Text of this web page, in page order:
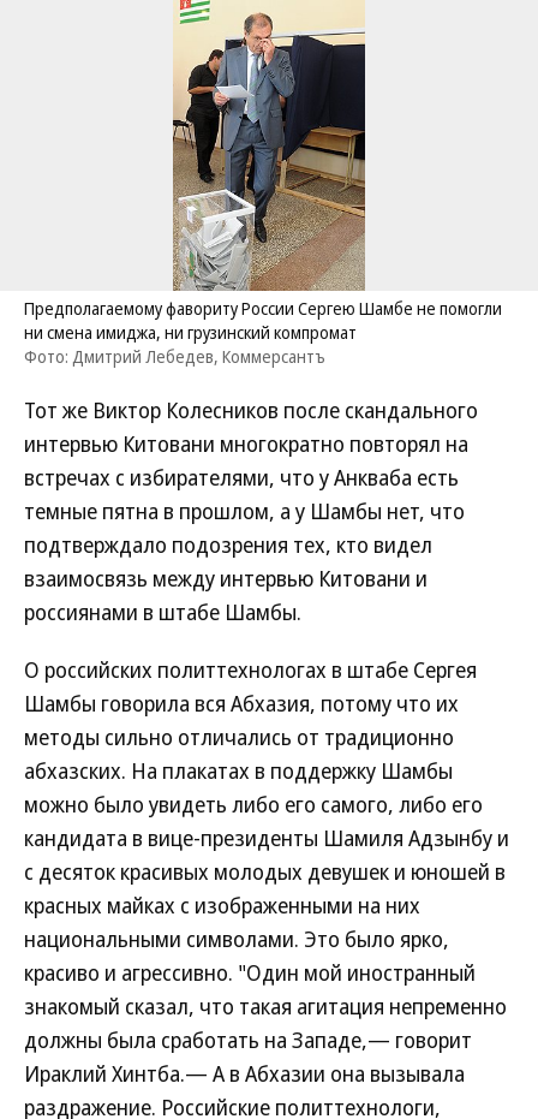
Предполагаемому фавориту России Сергею Шамбе не помогли
ни смена имиджа, ни грузинский компромат
Фото: Дмитрий Лебедев, Коммерсантъ
Тот же Виктор Колесников после скандального
интервью Китовани многократно повторял на
встречах с избирателями, что у Анкваба есть
темные пятна в прошлом, а у Шамбы нет, что
подтверждало подозрения тех, кто видел
взаимосвязь между интервью Китовани и
россиянами в штабе Шамбы.
О российских политтехнологах в штабе Сергея
Шамбы говорила вся Абхазия, потому что их
методы сильно отличались от традиционно
абхазских. На плакатах в поддержку Шамбы
можно было увидеть либо его самого, либо его
кандидата в вице-президенты Шамиля Адзынбу и
с десяток красивых молодых девушек и юношей в
красных майках с изображенными на них
национальными символами. Это было ярко,
красиво и агрессивно. "Один мой иностранный
знакомый сказал, что такая агитация непременно
должны была сработать на Западе,— говорит
Ираклий Хинтба.— А в Абхазии она вызывала
раздражение. Российские политтехнологи,